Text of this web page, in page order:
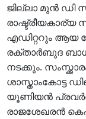
ജില്ലാ മുൻ ഡി
രാഷ്ട്രീയകാര്യ
എഡിറ്ററും ആയ
രക്താർബുദ
നടക്കും.
ശാസ്താംകോട്ട
യൂണിയൻ
രാജശേഖരൻ